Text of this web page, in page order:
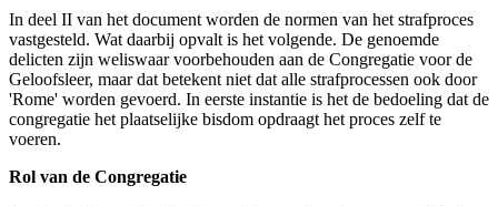
In deel II van het document worden de normen van het strafproces
vastgesteld. Wat daarbij opvalt is het volgende. De genoemde
delicten zijn weliswaar voorbehouden aan de Congregatie voor de
Geloofsleer, maar dat betekent niet dat alle strafprocessen ook door
'Rome' worden gevoerd. In eerste instantie is het de bedoeling dat de
congregatie het plaatselijke bisdom opdraagt het proces zelf te
voeren.
Rol van de Congregatie